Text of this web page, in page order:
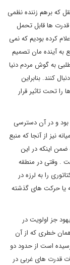
که برهم زننده نظمی
قدرت ها قابل تحمل
کرده بودیم که نمی
به آینده مان تصمیم
طلبی به گوش مردم دنیا
کنند. بنابراین
تحت تاثیر قرار
بود و در آن دسترسی
نیز از آنجا که منبع
ضمن اینکه در این
. وقتی در منطقه
را به لرزه در
یا حرکت های گذشته
جز اولویت در
خطری که از آن
است از حدود دو
قدرت های غربی در